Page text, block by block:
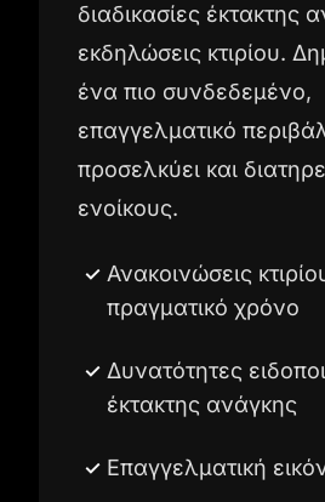
διαδικασίες έκτακτης
εκδηλώσεις κτιρίου.
ένα πιο συνδεδεμένο,
επαγγελματικό
προσελκύει και
ενοίκους.
Ανακοινώσεις
πραγματικό χρόνο
Δυνατότητες
έκτακτης ανάγκης
Επαγγελματική